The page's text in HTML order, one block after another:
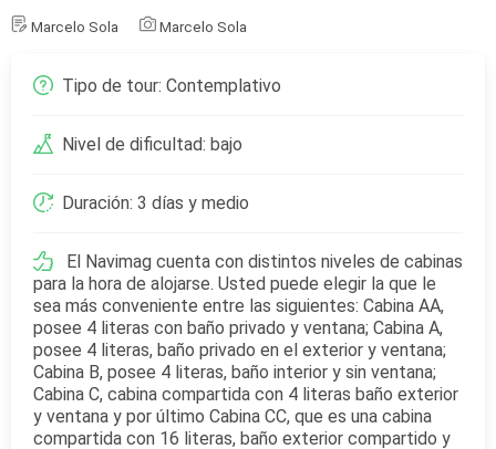
Marcelo Sola Marcelo Sola
Tipo de tour: Contemplativo
Nivel de dificultad: bajo
Duración: 3 días y medio
El Navimag cuenta con distintos niveles de cabinas
para la hora de alojarse. Usted puede elegir la que le
sea más conveniente entre las siguientes: Cabina AA,
posee 4 literas con baño privado y ventana; Cabina A,
posee 4 literas, baño privado en el exterior y ventana;
Cabina B, posee 4 literas, baño interior y sin ventana;
Cabina C, cabina compartida con 4 literas baño exterior
y ventana y por último Cabina CC, que es una cabina
compartida con 16 literas, baño exterior compartido y